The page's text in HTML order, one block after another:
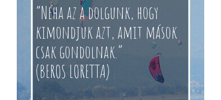
“Néha az a dolgunk, hogy
kimondjuk azt, amit mások
csak gondolnak.”
(BEROS LORETTA)